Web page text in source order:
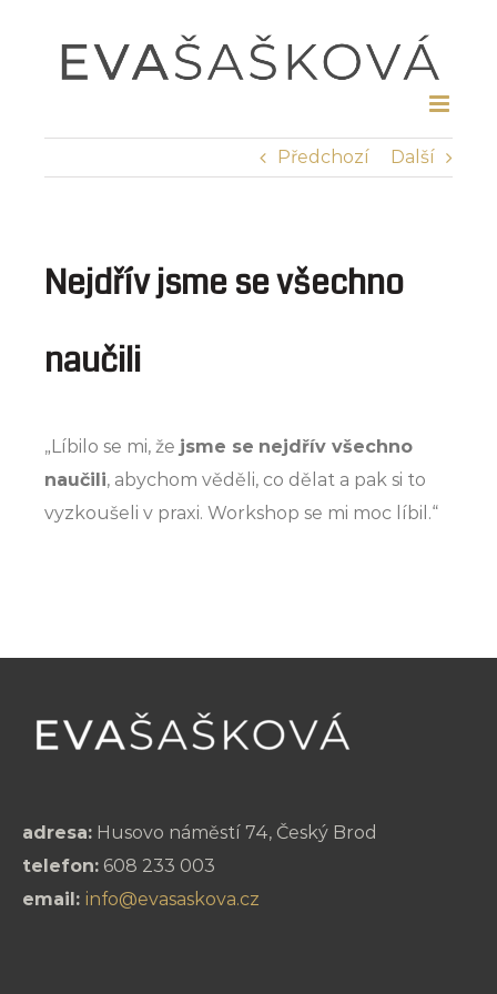
Předchozí Další
Nejdřív jsme se všechno
naučili
„Líbilo se mi, že jsme se nejdřív všechno
naučili, abychom věděli, co dělat a pak si to
vyzkoušeli v praxi. Workshop se mi moc líbil.“
adresa: Husovo náměstí 74, Český Brod
telefon: 608 233 003
email: info@evasaskova.cz